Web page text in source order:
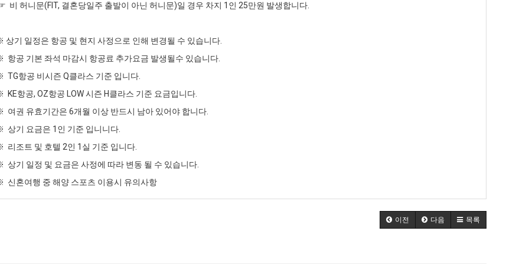
비 허니문(FIT, 결혼당일주 출발이 아닌 허니문)일 경우 차지 1인 25만원 발생합니다.
상기 일정은 항공 및 현지 사정으로 인해 변경될 수 있습니다.
항공 기본 좌석 마감시 항공료 추가요금 발생될수 있습니다.
TG항공 비시즌 Q클라스 기준 입니다.
KE항공, OZ항공 LOW 시즌 H클라스 기준 요금입니다.
여권 유효기간은 6개월 이상 반드시 남아 있어야 합니다.
상기 요금은 1인 기준 입니니다.
리조트 및 호텔 2인 1실 기준 입니다.
상기 일정 및 요금은 사정에 따라 변동 될 수 있습니다.
신혼여행 중 해양 스포츠 이용시 유의사항
이전 다음 목록